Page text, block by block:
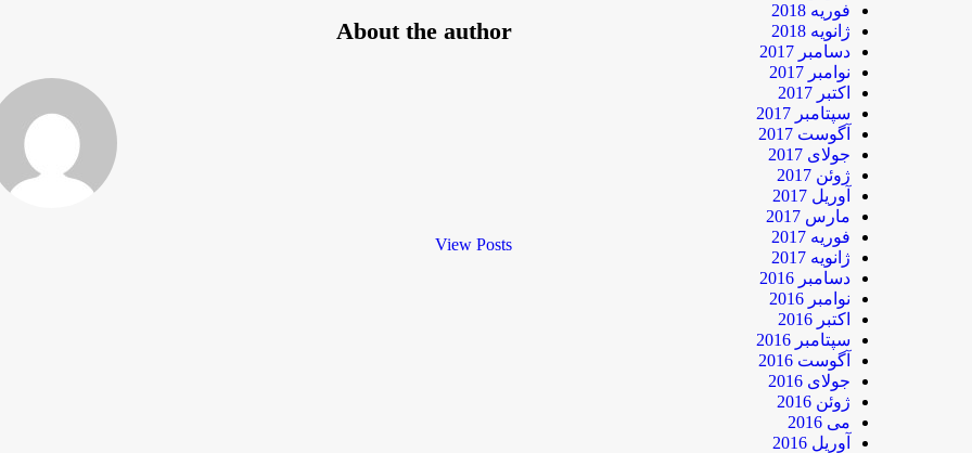
About the author
View Posts
فوریه 2018
ژانویه 2018
دسامبر 2017
نوامبر 2017
اکتبر 2017
سپتامبر 2017
آگوست 2017
جولای 2017
ژوئن 2017
آوریل 2017
مارس 2017
فوریه 2017
ژانویه 2017
دسامبر 2016
نوامبر 2016
اکتبر 2016
سپتامبر 2016
آگوست 2016
جولای 2016
ژوئن 2016
می 2016
آوریل 2016